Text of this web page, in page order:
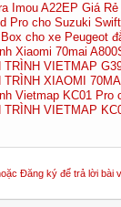
Imou A22EP Giá
Pro cho Suzuki Swift
cho xe Peugeot
Xiaomi 70mai
TRÌNH VIETMAP
TRÌNH XIAOMI
Vietmap KC01 Pro
TRÌNH VIETMAP
Đăng ký để trả lời bài